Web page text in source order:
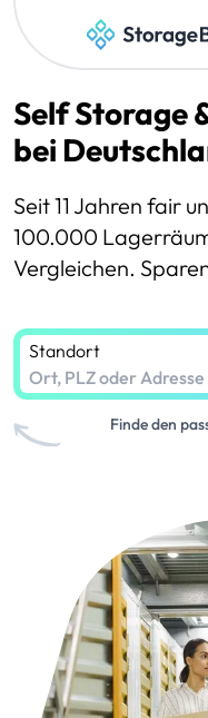
Self Storage
bei
Seit 11 Jahren fair
100.000
Vergleichen.
Standort
Finde den